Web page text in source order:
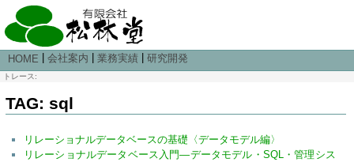
HOME 会社案内 業務実績| 研究開発
トレース:
TAG: sql
リレーショナルデータベースの基礎〈データモデル編〉
リレーショナルデータベース入門―データモデル・SQL・管理シス